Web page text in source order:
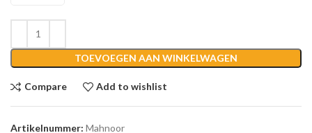
TOEVOEGEN AAN WINKELWAGEN
Compare Add to wishlist
Artikelnummer: Mahnoor